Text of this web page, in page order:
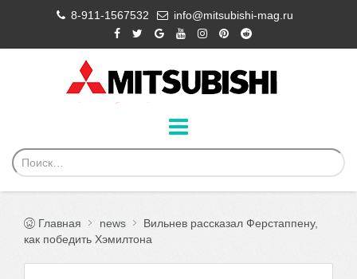
8-911-1567532 info@mitsubishi-mag.ru
Главная news
Вильнев рассказал Ферстаппену,
как победить Хэмилтона